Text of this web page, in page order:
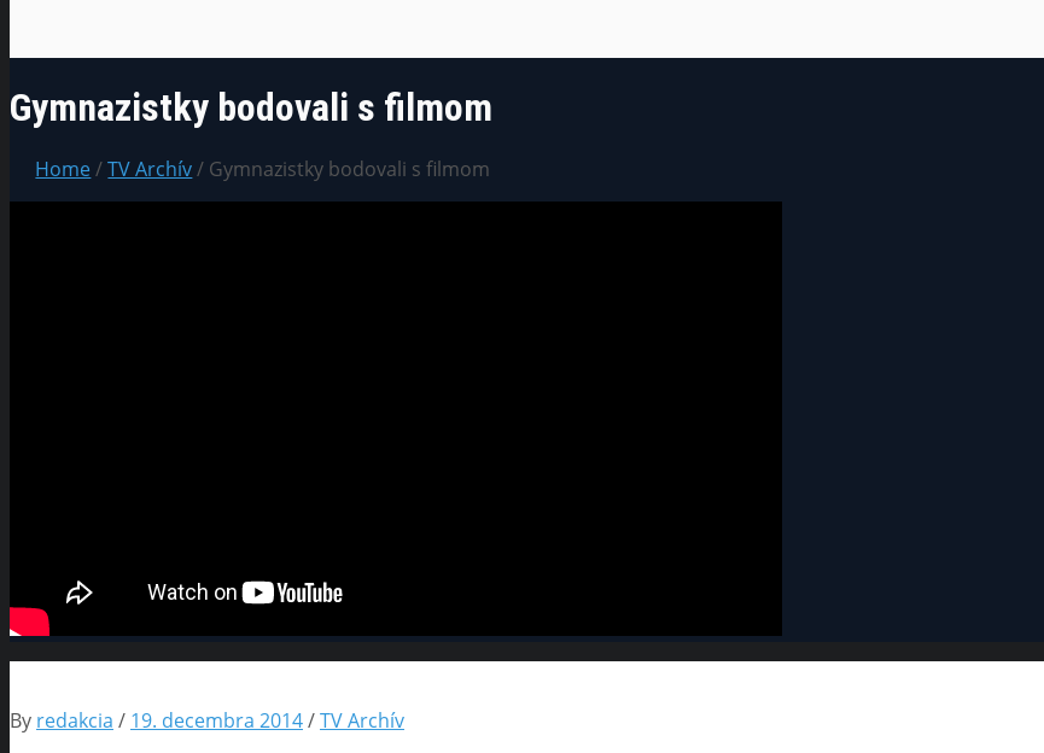
Gymnazistky bodovali s filmom
Home/TV Archív/ Gymnazistky bodovali s filmom
By redakcia / 19. decembra 2014/TV Archív